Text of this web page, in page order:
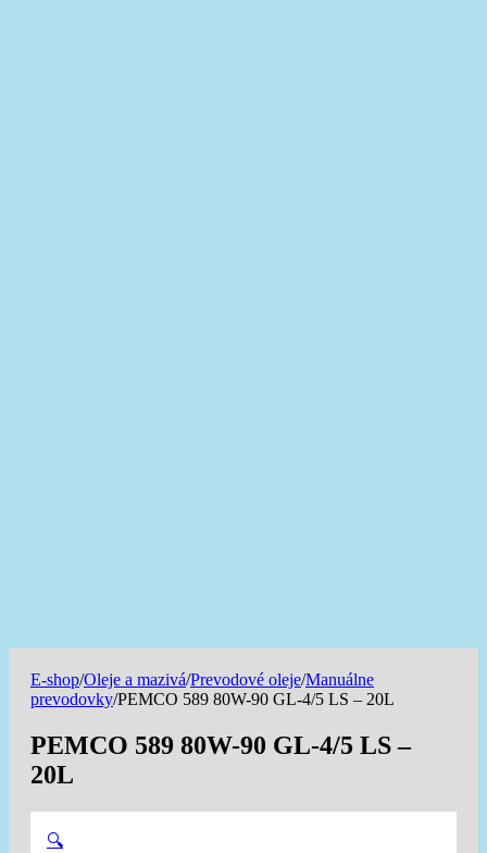
E-shop/Oleje a mazivá/Prevodové oleje/Manuálne
prevodovky/PEMCO 589 80W-90 GL-4/5 LS – 20L
PEMCO 589 80W-90 GL-4/5 LS –
20L
🔍